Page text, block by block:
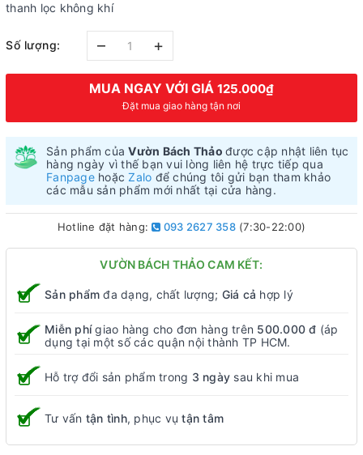
thanh lọc không khí
Số lượng: – +
MUA NGAY VỚI GIÁ 125.000₫
Đặt mua giao hàng tận nơi
Sản phẩm củaVườn Bách Thảo được cập nhật liên tục
hàng ngày vì thế bạn vui lòng liên hệ trực tiếp qua
FanpagehoặcZalo để chúng tôi gửi bạn tham khảo
các mẫu sản phẩm mới nhất tại cửa hàng.
Hotline đặt hàng: 093 2627 358(7:30-22:00)
VƯỜN BÁCH THẢO CAM KẾT:
Sản phẩm đa dạng, chất lượng; Giá cả hợp lý
Miễn phígiao hàng cho đơn hàng trên 500.000 đ (áp
dụng tại một số các quận nội thành TP HCM.
Hỗ trợ đổi sản phẩm trong 3 ngày sau khi mua
Tư vấn tận tình, phục vụtận tâm